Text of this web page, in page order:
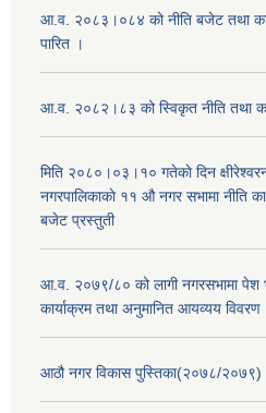
आ.व. २०८३।०८४ को नीति बजेट तथा
पारित ।
आ.व. २०८२।८३ को स्विकृत नीति तथा
मिति २०८०।०३।१० गतेकाे दिन
नगरपालिकाकाे ११ ‍औ नगर सभामा नीति
बजेट प्रस्तुती
आ.व. २०७९/८० को लागी नगरसभामा पेश
कार्याक्रम तथा अनुमानित आयव्यय विवरण
आठौ नगर विकास पुस्तिका(२०७८/२०७९)